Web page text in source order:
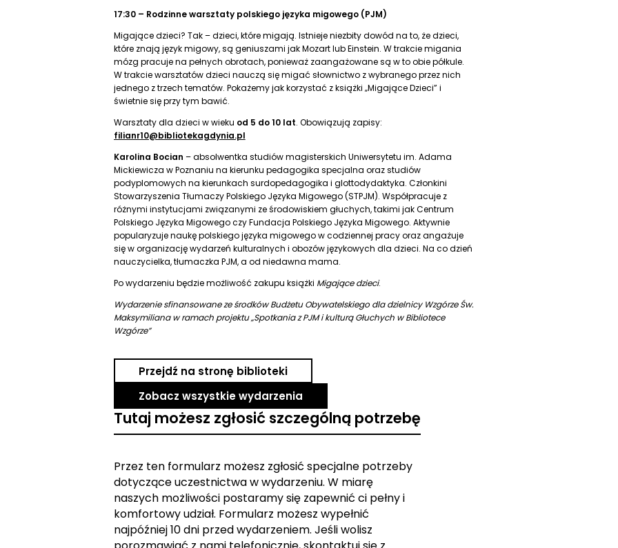
17:30 – Rodzinne warsztaty polskiego języka migowego (PJM)
Migające dzieci? Tak – dzieci, które migają. Istnieje niezbity dowód na to, że dzieci,
które znają język migowy, są geniuszami jak Mozart lub Einstein. W trakcie migania
mózg pracuje na pełnych obrotach, ponieważ zaangażowane są w to obie półkule.
W trakcie warsztatów dzieci nauczą się migać słownictwo z wybranego przez nich
jednego z trzech tematów. Pokażemy jak korzystać z książki „Migające Dzieci” i
świetnie się przy tym bawić.
Warsztaty dla dzieci w wieku od 5 do 10 lat. Obowiązują zapisy:
filianr10@bibliotekagdynia.pl
Karolina Bocian – absolwentka studiów magisterskich Uniwersytetu im. Adama
Mickiewicza w Poznaniu na kierunku pedagogika specjalna oraz studiów
podyplomowych na kierunkach surdopedagogika i glottodydaktyka. Członkini
Stowarzyszenia Tłumaczy Polskiego Języka Migowego (STPJM). Współpracuje z
różnymi instytucjami związanymi ze środowiskiem głuchych, takimi jak Centrum
Polskiego Języka Migowego czy Fundacja Polskiego Języka Migowego. Aktywnie
popularyzuje naukę polskiego języka migowego w codziennej pracy oraz angażuje
się w organizację wydarzeń kulturalnych i obozów językowych dla dzieci. Na co dzień
nauczycielka, tłumaczka PJM, a od niedawna mama.
Po wydarzeniu będzie możliwość zakupu książki Migające dzieci.
Wydarzenie sfinansowane ze środków Budżetu Obywatelskiego dla dzielnicy Wzgórze Św.
Maksymiliana w ramach projektu „Spotkania z PJM i kulturą Głuchych w Bibliotece
Wzgórze”
Przejdź na stronę biblioteki
Zobacz wszystkie wydarzenia
Tutaj możesz zgłosić szczególną potrzebę
Przez ten formularz możesz zgłosić specjalne potrzeby
dotyczące uczestnictwa w wydarzeniu. W miarę
naszych możliwości postaramy się zapewnić ci pełny i
komfortowy udział. Formularz możesz wypełnić
najpóźniej 10 dni przed wydarzeniem. Jeśli wolisz